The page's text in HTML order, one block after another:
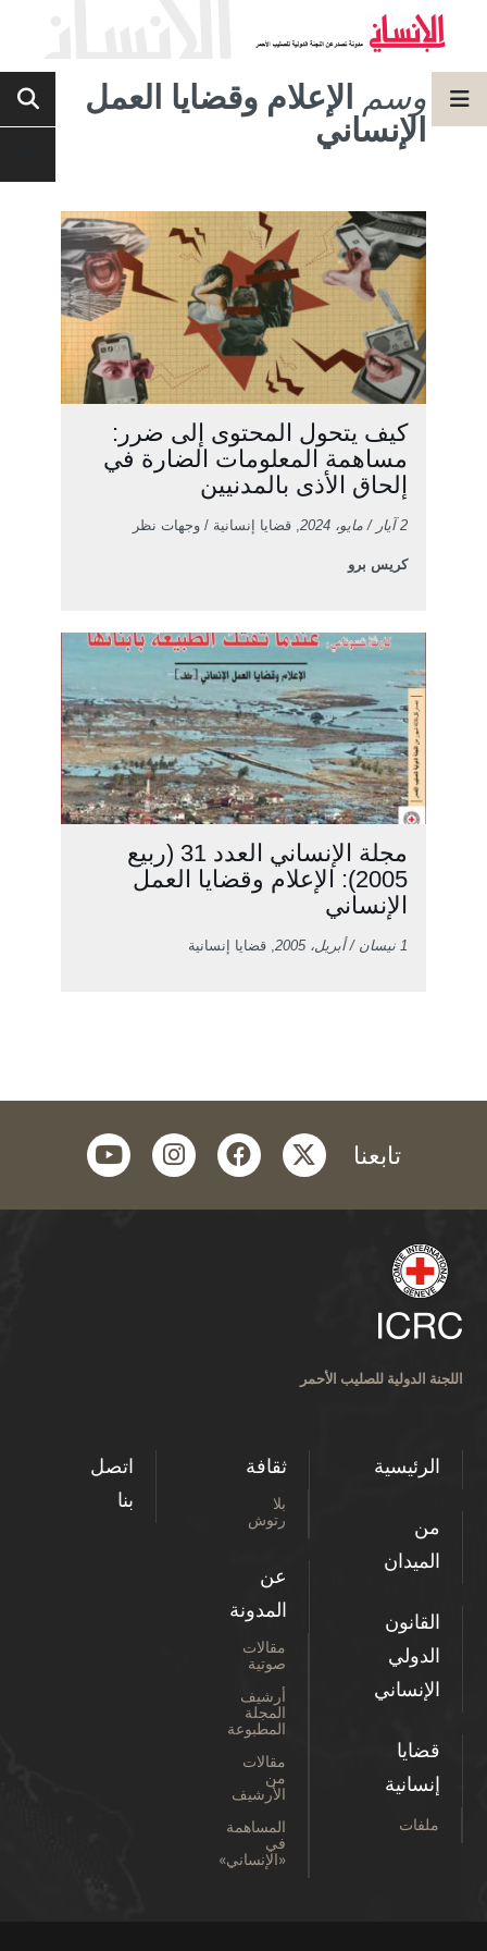
وسم الإعلام وقضايا العمل
الإنساني
كيف يتحول المحتوى إلى ضرر:
مساهمة المعلومات الضارة في
إلحاق الأذى بالمدنيين
2 آيار / مايو، 2024 , قضايا إنسانية / وجهات نظر
كريس برو
مجلة الإنساني العدد 31 (ربيع
2005): الإعلام وقضايا العمل
الإنساني
1 نيسان / أبريل، 2005 , قضايا إنسانية
تابعنا twitter
facebook
instagram
youtube
اللجنة الدولية للصليب الأحمر
الرئيسية
من
الميدان
القانون
الدولي
الإنساني
قضايا
إنسانية
ملفات
ثقافة
بلا
رتوش
عن
المدونة
مقالات
صوتية
أرشيف
المجلة
المطبوعة
مقالات
من
الأرشيف
المساهمة
في
«الإنساني»
اتصل
بنا